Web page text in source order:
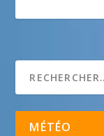
Enigmatism
MÉTÉO